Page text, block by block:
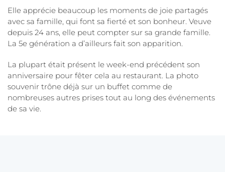
Elle apprécie beaucoup les moments de joie partagés
avec sa famille, qui font sa fierté et son bonheur. Veuve
depuis 24 ans, elle peut compter sur sa grande famille.
La 5e génération a d’ailleurs fait son apparition.
La plupart était présent le week-end précédent son
anniversaire pour fêter cela au restaurant. La photo
souvenir trône déjà sur un buffet comme de
nombreuses autres prises tout au long des événements
de sa vie.